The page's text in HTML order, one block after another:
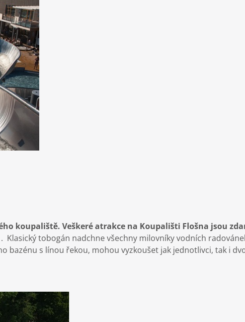
koupaliště. Veškeré atrakce na Koupališti Flošna jsou
tobogán nadchne všechny milovníky vodních
bazénu s línou řekou, mohou vyzkoušet jak jednotlivci, tak i